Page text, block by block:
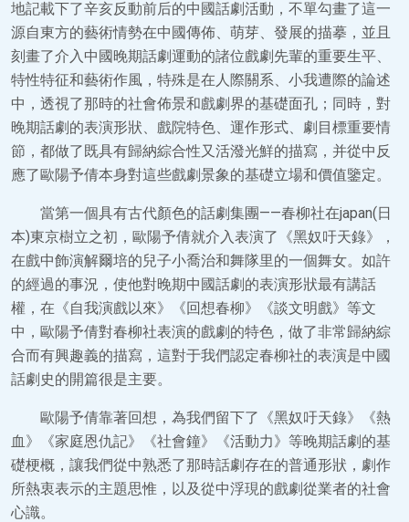
地記載下了辛亥反動前后的中國話劇活動，不單勾畫了這一
源自東方的藝術情勢在中國傳佈、萌芽、發展的描摹，並且
刻畫了介入中國晚期話劇運動的諸位戲劇先輩的重要生平、
特性特征和藝術作風，特殊是在人際關系、小我遭際的論述
中，透視了那時的社會佈景和戲劇界的基礎面孔；同時，對
晚期話劇的表演形狀、戲院特色、運作形式、劇目標重要情
節，都做了既具有歸納綜合性又活潑光鮮的描寫，并從中反
應了歐陽予倩本身對這些戲劇景象的基礎立場和價值鑒定。
當第一個具有古代顏色的話劇集團——春柳社在japan(日
本)東京樹立之初，歐陽予倩就介入表演了《黑奴吁天錄》，
在戲中飾演解爾培的兒子小喬治和舞隊里的一個舞女。如許
的經過的事況，使他對晚期中國話劇的表演形狀最有講話
權，在《自我演戲以來》《回想春柳》《談文明戲》等文
中，歐陽予倩對春柳社表演的戲劇的特色，做了非常歸納綜
合而有興趣義的描寫，這對于我們認定春柳社的表演是中國
話劇史的開篇很是主要。
歐陽予倩靠著回想，為我們留下了《黑奴吁天錄》《熱
血》《家庭恩仇記》《社會鐘》《活動力》等晚期話劇的基
礎梗概，讓我們從中熟悉了那時話劇存在的普通形狀，劇作
所熱衷表示的主題思惟，以及從中浮現的戲劇從業者的社會
心識。